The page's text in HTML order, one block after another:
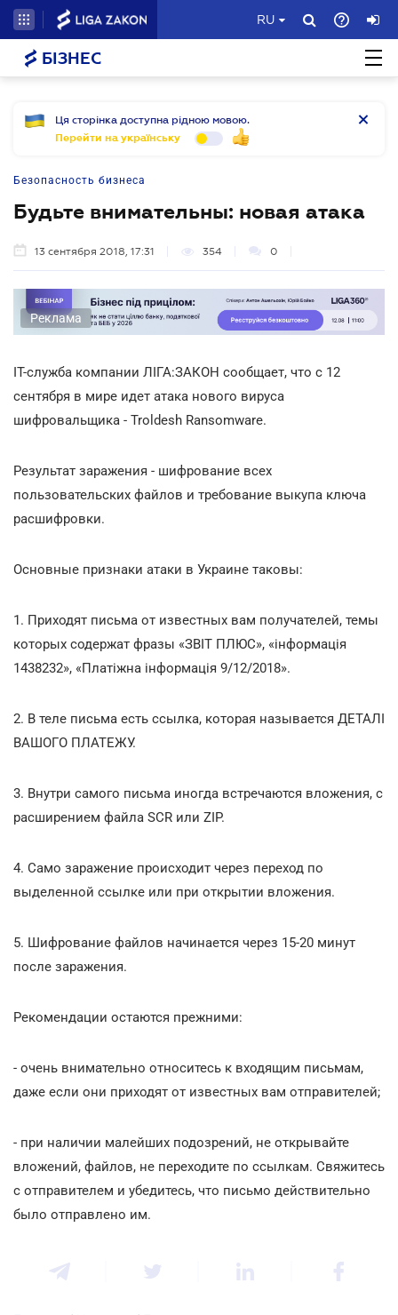
RU
БІЗНЕС
Ця сторінка доступна рідною мовою.
Перейти на українську
Безопасность бизнеса
Будьте внимательны: новая атака
13 сентября 2018, 17:31 354 0
Реклама
IT-служба компании ЛІГА:ЗАКОН сообщает, что с 12
сентября в мире идет атака нового вируса
шифровальщика - Troldesh Ransomware.
Результат заражения - шифрование всех
пользовательских файлов и требование выкупа ключа
расшифровки.
Основные признаки атаки в Украине таковы:
1. Приходят письма от известных вам получателей, темы
которых содержат фразы «ЗВIТ ПЛЮС», «інформація
1438232», «Платіжна інформація 9/12/2018».
2. В теле письма есть ссылка, которая называется ДЕТАЛІ
ВАШОГО ПЛАТЕЖУ.
3. Внутри самого письма иногда встречаются вложения, с
расширением файла SCR или ZIP.
4. Само заражение происходит через переход по
выделенной ссылке или при открытии вложения.
5. Шифрование файлов начинается через 15-20 минут
после заражения.
Рекомендации остаются прежними:
- очень внимательно относитесь к входящим письмам,
даже если они приходят от известных вам отправителей;
- при наличии малейших подозрений, не открывайте
вложений, файлов, не переходите по ссылкам. Свяжитесь
с отправителем и убедитесь, что письмо действительно
было отправлено им.